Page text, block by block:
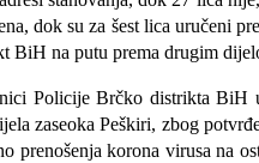
dok su za šest lica uručeni
na putu prema drugim
Policije Brčko distrikta
Peškiri, zbog
korona virusa na